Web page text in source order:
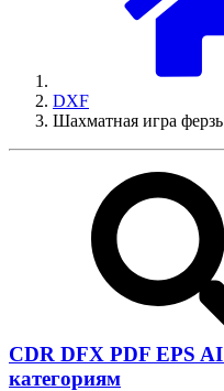
DXF
Шахматная игра ферзь
CDR DFX PDF EPS AI
категориям